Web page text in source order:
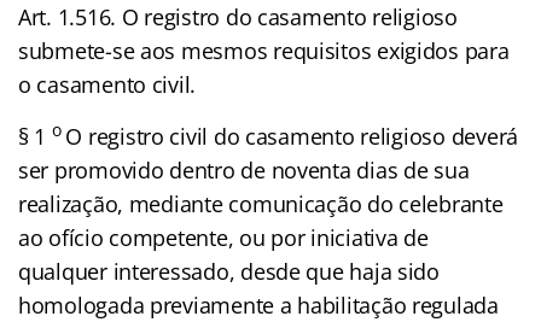
Art. 1.516. O registro do casamento religioso
submete-se aos mesmos requisitos exigidos para
o casamento civil.
§ 1 o O registro civil do casamento religioso deverá
ser promovido dentro de noventa dias de sua
realização, mediante comunicação do celebrante
ao ofício competente, ou por iniciativa de
qualquer interessado, desde que haja sido
homologada previamente a habilitação regulada